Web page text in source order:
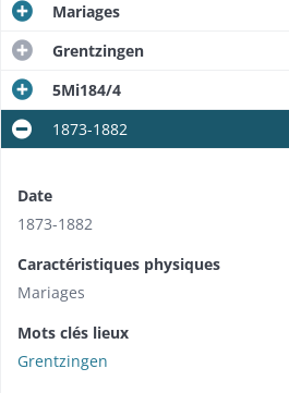
Mariages
Grentzingen
5Mi184/4
1873-1882
Date
1873-1882
Caractéristiques physiques
Mariages
Mots clés lieux
Grentzingen